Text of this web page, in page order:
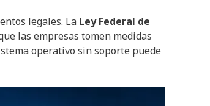
legales. La Ley Federal de
las empresas tomen medidas
operativo sin soporte puede